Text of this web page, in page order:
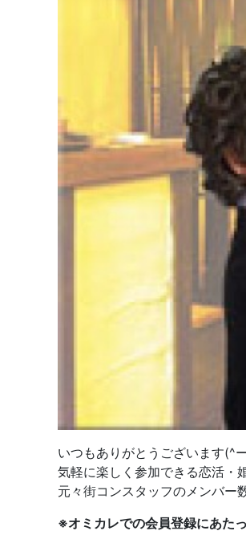
いつもありがとうございます(^
気軽に楽しく参加できる恋活・
元々街コンスタッフのメンバ
※オミカレでの会員登録にあた